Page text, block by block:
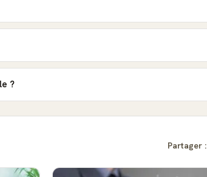
?
Partager :